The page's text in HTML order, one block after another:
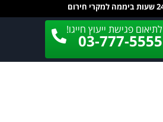
לתיאום פגישת ייעוץ חייגו!
03-777-5555